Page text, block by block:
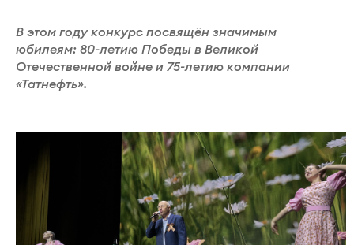
В этом году конкурс посвящён значимым
юбилеям: 80-летию Победы в Великой
Отечественной войне и 75-летию компании
«Татнефть».